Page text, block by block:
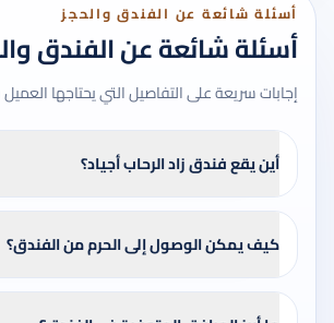
أسئلة شائعة عن الفندق والحجز
أسئلة شائعة عن الفندق
إجابات سريعة على التفاصيل التي يحتاجها
أين يقع فندق زاد الرحاب أجياد؟
كيف يمكن الوصول إلى الحرم من الفندق؟